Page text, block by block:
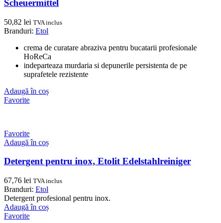
Scheuermittel
50,82 lei TVA inclus
Branduri: Etol
crema de curatare abraziva pentru bucatarii profesionale
HoReCa
indeparteaza murdaria si depunerile persistenta de pe
suprafetele rezistente
Adaugă în coș
Favorite
Favorite
Adaugă în coș
Detergent pentru inox, Etolit Edelstahlreiniger
67,76 lei TVA inclus
Branduri: Etol
Detergent profesional pentru inox.
Adaugă în coș
Favorite